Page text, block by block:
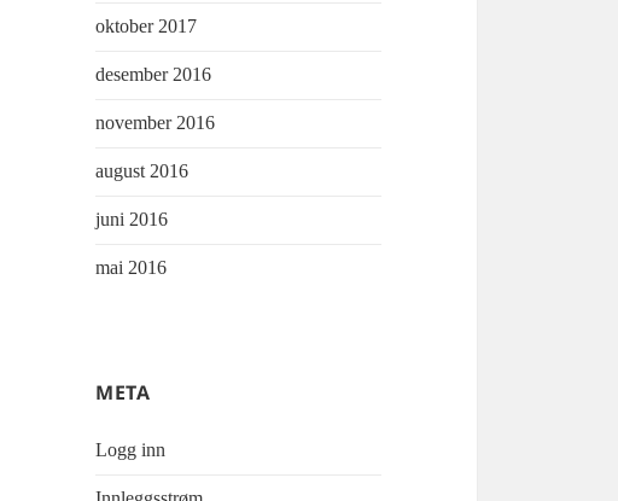
oktober 2017
desember 2016
november 2016
august 2016
juni 2016
mai 2016
META
Logg inn